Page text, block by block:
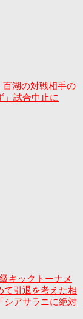
百湖の対戦相手の
」試合中止に
キックトーナメ
て引退を考えた相
シアサラニに絶対